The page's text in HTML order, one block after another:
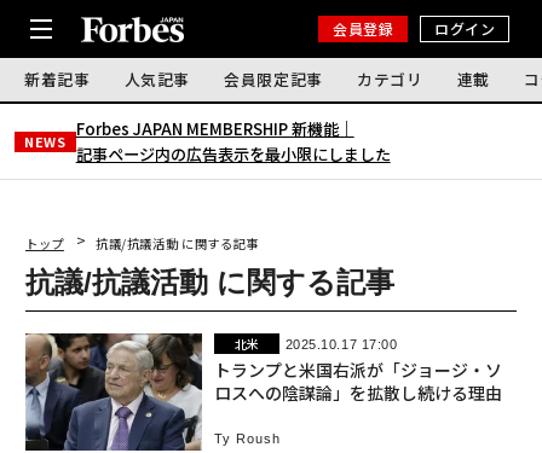
会員登録 ログイン
新着記事 人気記事 会員限定記事 カテゴリ 連載
NEWS
Forbes JAPAN MEMBERSHIP 新機能｜
記事ページ内の広告表示を最小限にしました
トップ 抗議/抗議活動 に関する記事
抗議/抗議活動 に関する記事
北米 2025.10.17 17:00
トランプと米国右派が「ジョージ・ソ
ロスへの陰謀論」を拡散し続ける理由
Ty Roush